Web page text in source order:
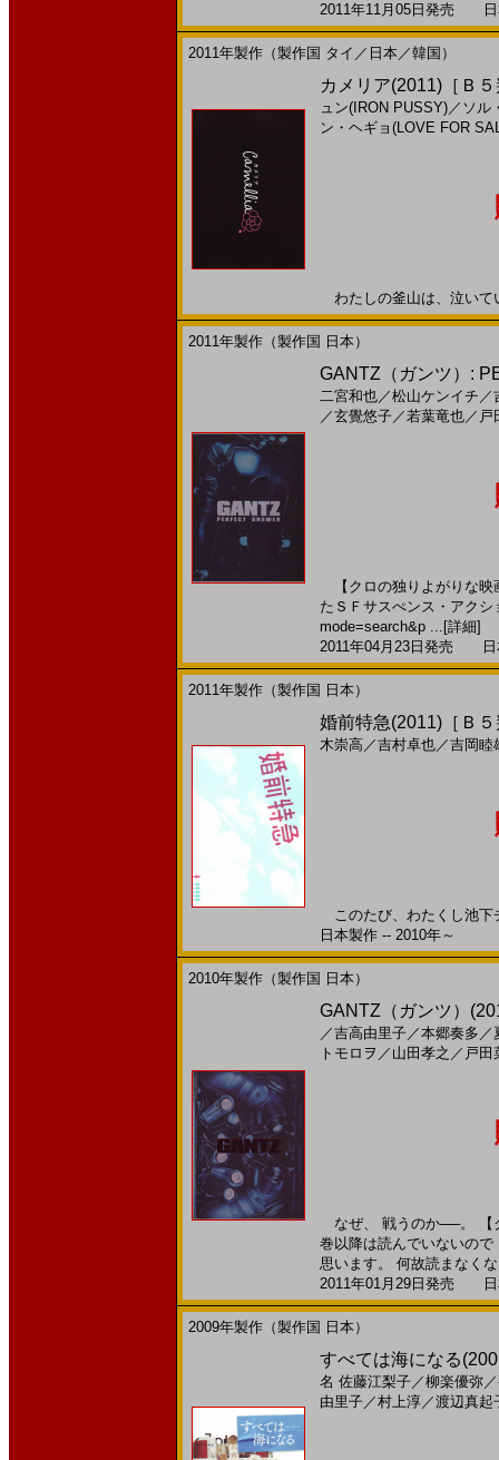
2011年11月05日発売 日
2011年製作（製作国 タイ／日本／韓国）
カメリア(2011)［Ｂ
ュン(IRON PUSSY)／ ソル
ン・ヘギョ(LOVE FOR
わたしの釜山は、泣い
2011年製作（製作国 日本）
GANTZ（ガンツ）:
二宮和也／松山ケンイチ ／
／玄覺悠子／若葉竜也／ 戸
【クロの独りよがりな映
たＳＦサスぺンス・アク
mode=search&p ... [詳細]
2011年04月23日発売 日
2011年製作（製作国 日本）
婚前特急(2011)［Ｂ
木崇高／吉村卓也／吉岡睦
このたび、わたくし池
日本製作 -- 2010年～
2010年製作（製作国 日本）
GANTZ（ガンツ）
／吉高由里子／本郷奏多 ／
トモロヲ ／ 山田孝之 ／ 戸田
なぜ、 戦うのか──。 【
巻以降は読んでいないの
思います。 何故読まなく
2011年01月29日発売 日
2009年製作（製作国 日本）
すべては海になる
名 佐藤江梨子／柳楽優弥／
由里子／村上淳／渡辺真起